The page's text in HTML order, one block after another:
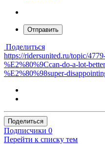
Отправить
Поделиться
https://ridersunited.ru/topic/
%E2%80%9Ccan-do-a-lot-
%E2%80%98super-
Поделиться
Подписчики 0
Перейти к списку тем